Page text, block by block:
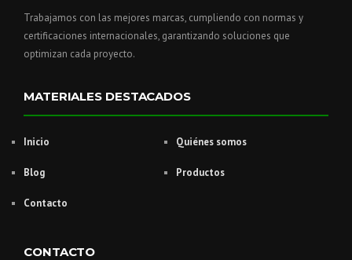
Trabajamos con las mejores marcas, cumpliendo con normas y
certificaciones internacionales, garantizando soluciones que
optimizan cada proyecto.
MATERIALES DESTACADOS
Inicio Quiénes somos
Blog Productos
Contacto
CONTACTO